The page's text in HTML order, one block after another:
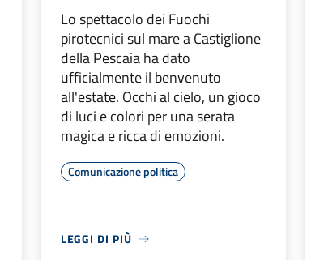
Lo spettacolo dei Fuochi
pirotecnici sul mare a Castiglione
della Pescaia ha dato
ufficialmente il benvenuto
all'estate. Occhi al cielo, un gioco
di luci e colori per una serata
magica e ricca di emozioni.
Comunicazione politica
LEGGI DI PIÙ